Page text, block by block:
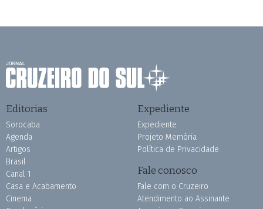
Editorias
Sorocaba
Agenda
Artigos
Brasil
Canal 1
Casa e Acabamento
Cinema
Expediente
Expediente
Projeto Memória
Política de Privacidade
Fale conosco
Fale com o Cruzeiro
Atendimento ao Assinante